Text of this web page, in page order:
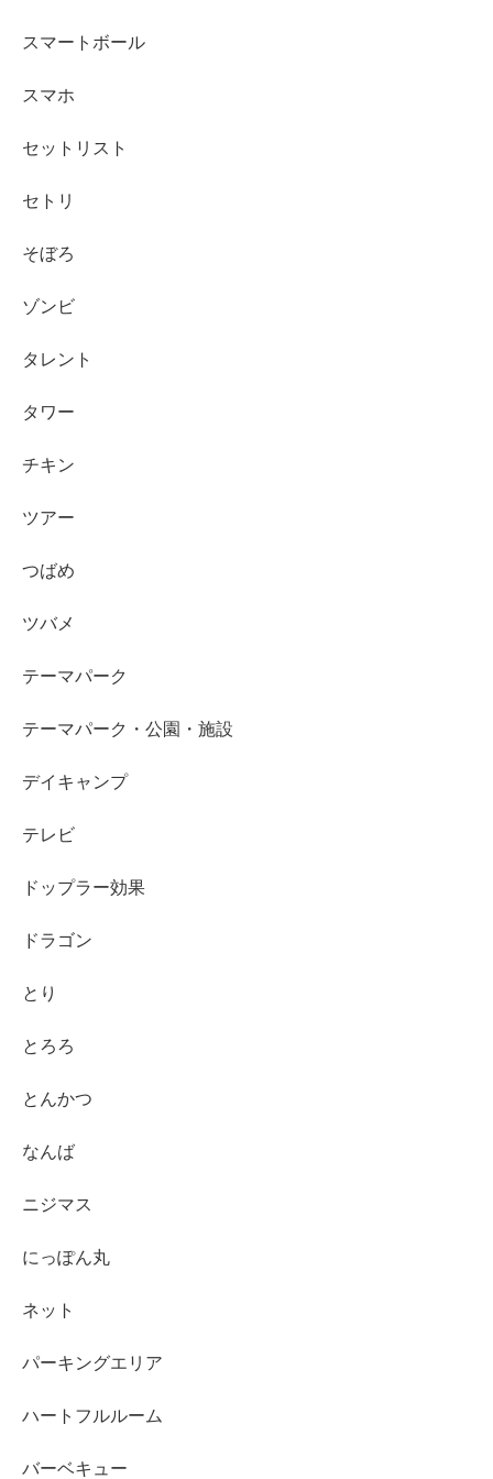
スマートボール
スマホ
セットリスト
セトリ
そぼろ
ゾンビ
タレント
タワー
チキン
ツアー
つばめ
ツバメ
テーマパーク
テーマパーク・公園・施設
デイキャンプ
テレビ
ドップラー効果
ドラゴン
とり
とろろ
とんかつ
なんば
ニジマス
にっぽん丸
ネット
パーキングエリア
ハートフルルーム
バーベキュー